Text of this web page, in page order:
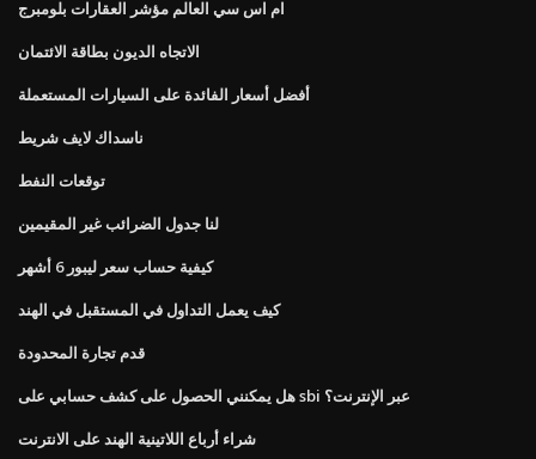
ام اس سي العالم مؤشر العقارات بلومبرج
الاتجاه الديون بطاقة الائتمان
أفضل أسعار الفائدة على السيارات المستعملة
ناسداك لايف شريط
توقعات النفط
لنا جدول الضرائب غير المقيمين
كيفية حساب سعر ليبور 6 أشهر
كيف يعمل التداول في المستقبل في الهند
قدم تجارة المحدودة
هل يمكنني الحصول على كشف حسابي على sbi عبر الإنترنت؟
شراء أرباع اللاتينية الهند على الانترنت